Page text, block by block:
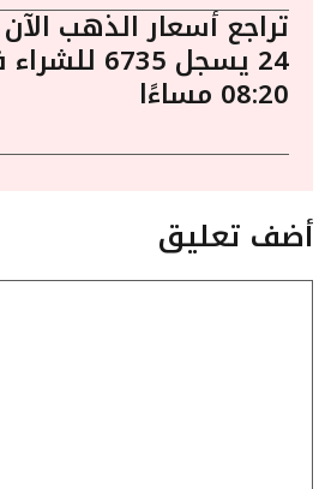
تراجع أسعار الذهب
24 يسجل
08:20 مساءًا
أضف تعليق